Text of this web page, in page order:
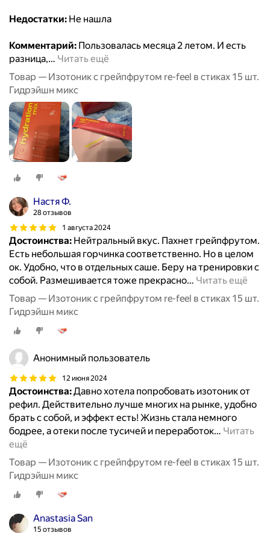
Недостатки: Не нашла
Комментарий: Пользовалась месяца 2 летом. И есть
разница,… Читать ещё
Товар — Изотоник с грейпфрутом re-feel в стиках 15 шт.
Гидрэйшн микс
Настя Ф.
28 отзывов
1 августа 2024
Достоинства: Нейтральный вкус. Пахнет грейпфрутом.
Есть небольшая горчинка соответственно. Но в целом
ок. Удобно, что в отдельных саше. Беру на тренировки с
собой. Размешивается тоже прекрасно… Читать ещё
Товар — Изотоник с грейпфрутом re-feel в стиках 15 шт.
Гидрэйшн микс
Анонимный пользователь
12 июня 2024
Достоинства:Давно хотела попробовать изотоник от
рефил. Действительно лучше многих на рынке, удобно
брать с собой, и эффект есть! Жизнь стала немного
бодрее, а отеки после тусичей и переработок… Читать
ещё
Товар — Изотоник с грейпфрутом re-feel в стиках 15 шт.
Гидрэйшн микс
Anastasia San
15 отзывов